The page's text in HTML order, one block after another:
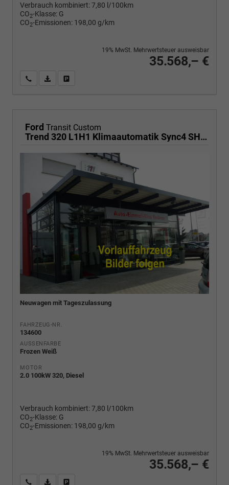
Verbrauch kombiniert:7,80 l/100km
CO2-Klasse: G
CO2-Emissionen: 198,00 g/km
35.568,– €
19% MwSt. Mehrwertsteuer ausweisbar
Wir rufen Sie anPDF-Fahrzeugexposé drucken
Ford Transit Custom
Trend 320 L1H1 Klimaautomatik Sync4 SHZ 2 x Einparkhilfe Kamera 5JG
Neuwagen mit Tageszulassung
FAHRZEUG-NR.
134600
AUSSENFARBE
Frozen Weiß
MOTOR
2.0 100kW 320, Diesel
Verbrauch kombiniert:7,80 l/100km
CO2-Klasse: G
CO2-Emissionen: 198,00 g/km
35.568,– €
19% MwSt. Mehrwertsteuer ausweisbar
Wir rufen Sie anPDF-Fahrzeugexposé drucken